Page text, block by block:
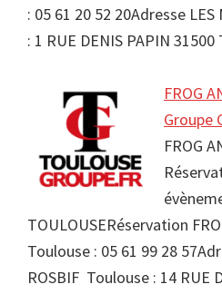
: 05 61 20 52 20Adresse
: 1 RUE DENIS PAPIN
FROG
Groupe
FROG
TOULOUSERéservation
Toulouse : 05 61 99 28
ROSBIF Toulouse : 14 RUE